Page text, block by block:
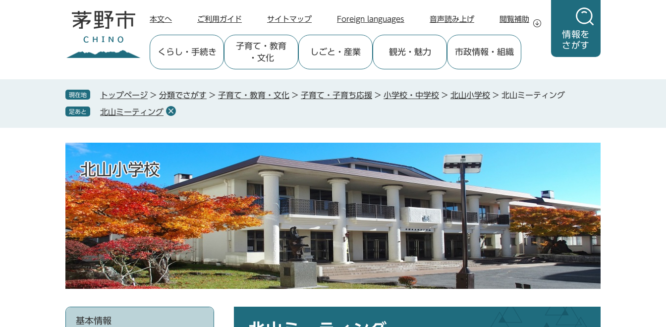
情報を
さがす
本文へ ご利用ガイド サイトマップ Foreign languages 音声読み上げ 閲覧補助
くらし ・手続き
子育て ・教育
・文化
しごと ・産業 観光・魅力 市政情報 ・組織
現在地 トップページ > 分類でさがす > 子育て・教育・文化 > 子育て・子育ち応援 > 小学校・中学校 > 北山小学校 > 北山ミーティング
足あと 北山ミーティング
北山小学校
基本情報